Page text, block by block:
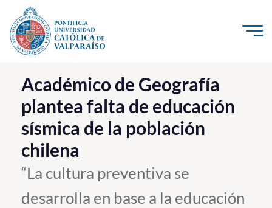
Click acá para ir directamente al contenido
La Universidad
Investigación, Creación e Innovación
PUCV Internacional
Vinculación con el Medio
Admisión
Académico de Geografía
plantea falta de educación
sísmica de la población
chilena
“La cultura preventiva se
desarrolla en base a la educación